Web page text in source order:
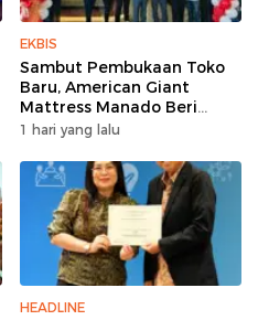
EKBIS
Sambut Pembukaan Toko
Baru, American Giant
Mattress Manado Beri
Promo Hemat Jutaan
1 hari yang lalu
HEADLINE